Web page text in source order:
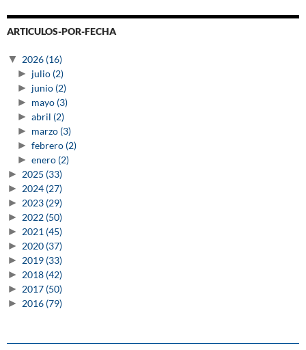
ARTICULOS-POR-FECHA
▼ 2026 (16)
► julio (2)
► junio (2)
► mayo (3)
► abril (2)
► marzo (3)
► febrero (2)
► enero (2)
► 2025 (33)
► 2024 (27)
► 2023 (29)
► 2022 (50)
► 2021 (45)
► 2020 (37)
► 2019 (33)
► 2018 (42)
► 2017 (50)
► 2016 (79)